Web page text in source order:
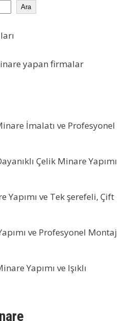
Ara
İmalatı ve Profesyonel
Çelik Minare Yapımı
Yapımı ve Tek şerefeli, Çift
ve Profesyonel Montaj
Yapımı ve Işıklı